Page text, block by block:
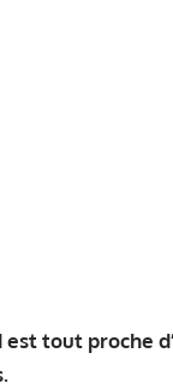
est tout proche